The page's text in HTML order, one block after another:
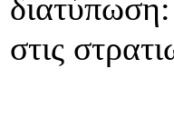
στις